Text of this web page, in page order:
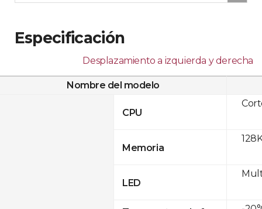
Especificación
Desplazamiento a izquierda y derecha
Nombre del modelo
CPU
Memoria
LED